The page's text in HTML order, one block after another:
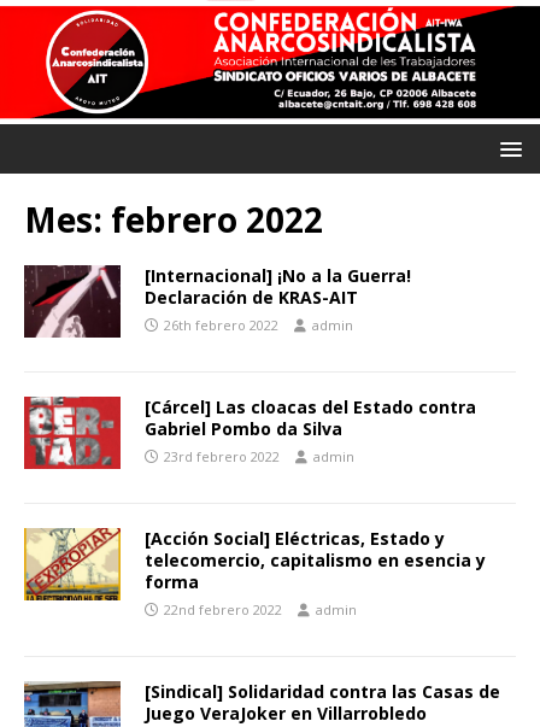
Mes: febrero 2022
[Internacional] ¡No a la Guerra!
Declaración de KRAS-AIT
26th febrero 2022 admin
[Cárcel] Las cloacas del Estado contra
Gabriel Pombo da Silva
23rd febrero 2022 admin
[Acción Social] Eléctricas, Estado y
telecomercio, capitalismo en esencia y
forma
22nd febrero 2022 admin
[Sindical] Solidaridad contra las Casas de
Juego VeraJoker en Villarrobledo